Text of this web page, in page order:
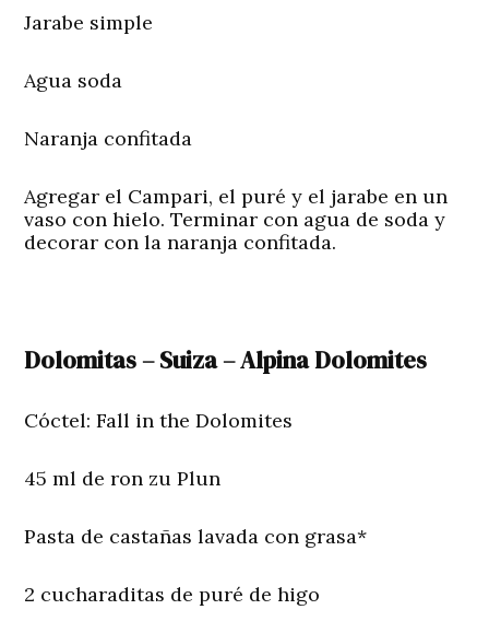
Jarabe simple
Agua soda
Naranja confitada
Agregar el Campari, el puré y el jarabe en un
vaso con hielo. Terminar con agua de soda y
decorar con la naranja confitada.
Dolomitas – Suiza – Alpina Dolomites
Cóctel: Fall in the Dolomites
45 ml de ron zu Plun
Pasta de castañas lavada con grasa*
2 cucharaditas de puré de higo